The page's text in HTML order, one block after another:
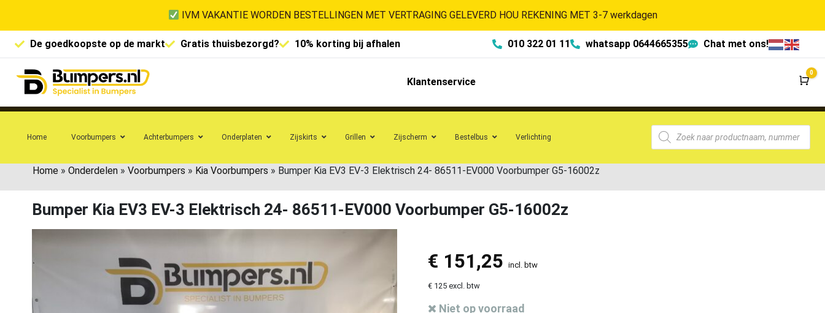
IVM VAKANTIE WORDEN BESTELLINGEN MET VERTRAGING GELEVERD HOU REKENING MET 3-7 werkdagen
De goedkoopste op de markt Gratis thuisbezorgd? 10% korting bij afhalen 010 322 01 11 whatsapp 0644665355 Chat met ons!
Klantenservice
0
Home Voorbumpers Achterbumpers Onderplaten Zijskirts Grillen Zijscherm Bestelbus Verlichting
Home » Onderdelen » Voorbumpers » Kia Voorbumpers » Bumper Kia EV3 EV-3 Elektrisch 24- 86511-EV000 Voorbumper G5-16002z
Bumper Kia EV3 EV-3 Elektrisch 24- 86511-EV000 Voorbumper G5-16002z
€ 151,25 incl. btw
€ 125 excl. btw
Niet op voorraad